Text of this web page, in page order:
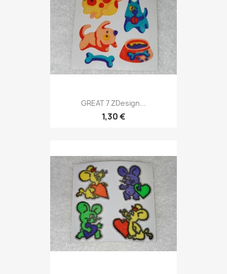
GREAT 7 ZDesign...
1,30 €